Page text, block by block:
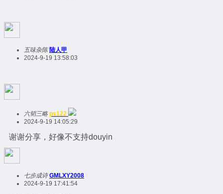
五味杂陈 陆人甲
2024-9-19 13:58:03
六韬三略 ps122
2024-9-19 14:05:29
谢谢分享，好像不支持douyin
七步成诗 GMLXY2008
2024-9-19 17:41:54